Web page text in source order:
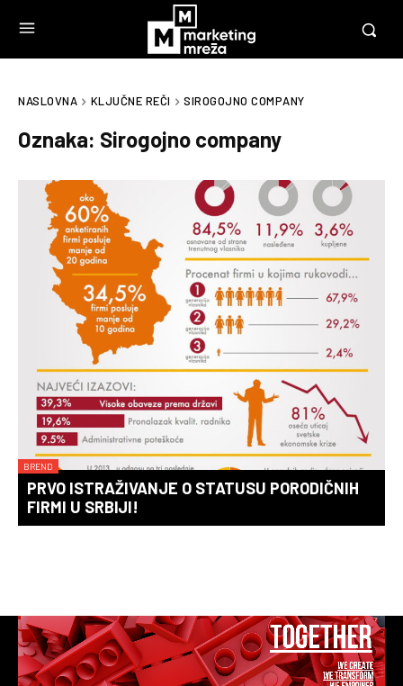
NASLOVNA KLJUČNE REČI SIROGOJNO COMPANY
Oznaka: Sirogojno company
BREND
PRVO ISTRAŽIVANJE O STATUSU PORODIČNIH
FIRMI U SRBIJI!